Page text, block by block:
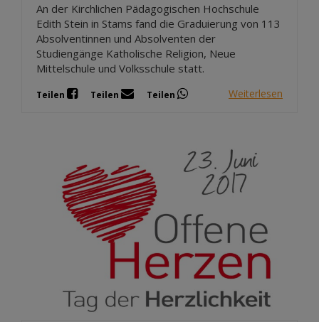
An der Kirchlichen Pädagogischen Hochschule
Edith Stein in Stams fand die Graduierung von 113
Absolventinnen und Absolventen der
Studiengänge Katholische Religion, Neue
Mittelschule und Volksschule statt.
Teilen Teilen Teilen Weiterlesen